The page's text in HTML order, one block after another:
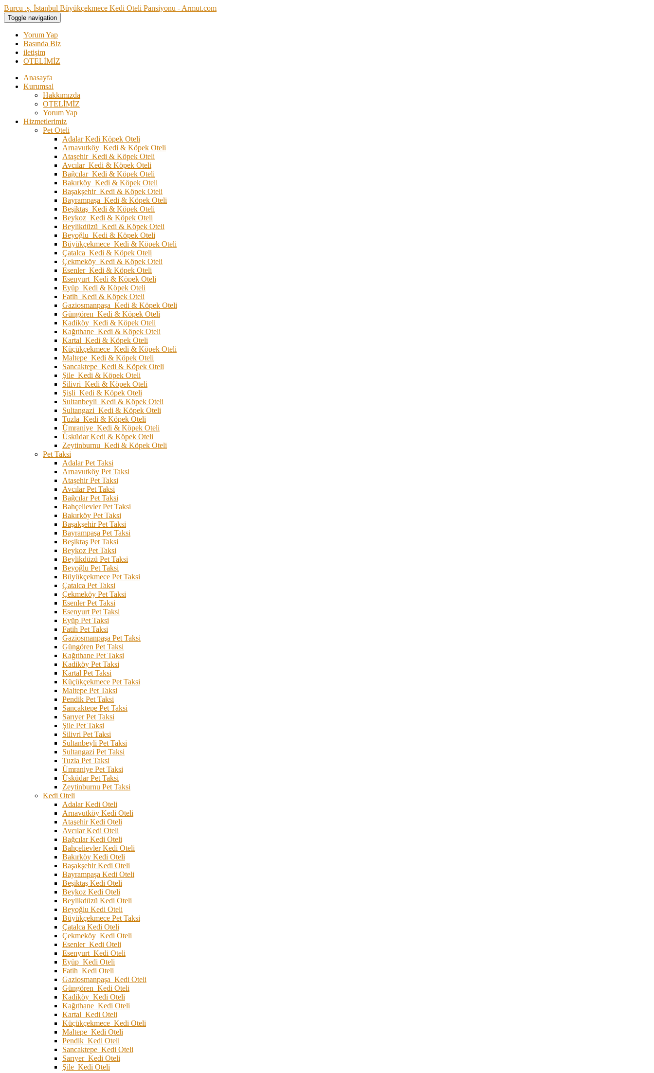
Burcu .ş. İstanbul Büyükçekmece Kedi Oteli Pansiyonu - Armut.com
Toggle navigation
Yorum Yap
Basında Biz
iletişim
OTELİMİZ
Anasayfa
Kurumsal
Hakkımızda
OTELİMİZ
Yorum Yap
Hizmetlerimiz
Pet Oteli
Adalar Kedi Köpek Oteli
Arnavutköy Kedi & Köpek Oteli
Ataşehir Kedi & Köpek Oteli
Avcılar Kedi & Köpek Oteli
Bağcılar Kedi & Köpek Oteli
Bakırköy Kedi & Köpek Oteli
Başakşehir Kedi & Köpek Oteli
Bayrampaşa Kedi & Köpek Oteli
Beşiktaş Kedi & Köpek Oteli
Beykoz Kedi & Köpek Oteli
Beylikdüzü Kedi & Köpek Oteli
Beyoğlu Kedi & Köpek Oteli
Büyükçekmece Kedi & Köpek Oteli
Çatalca Kedi & Köpek Oteli
Çekmeköy Kedi & Köpek Oteli
Esenler Kedi & Köpek Oteli
Esenyurt Kedi & Köpek Oteli
Eyüp Kedi & Köpek Oteli
Fatih Kedi & Köpek Oteli
Gaziosmanpaşa Kedi & Köpek Oteli
Güngören Kedi & Köpek Oteli
Kadiköy Kedi & Köpek Oteli
Kağıthane Kedi & Köpek Oteli
Kartal Kedi & Köpek Oteli
Küçükçekmece Kedi & Köpek Oteli
Maltepe Kedi & Köpek Oteli
Sancaktepe Kedi & Köpek Oteli
Şile Kedi & Köpek Oteli
Silivri Kedi & Köpek Oteli
Şişli Kedi & Köpek Oteli
Sultanbeyli Kedi & Köpek Oteli
Sultangazi Kedi & Köpek Oteli
Tuzla Kedi & Köpek Oteli
Ümraniye Kedi & Köpek Oteli
Üsküdar Kedi & Köpek Oteli
Zeytinburnu Kedi & Köpek Oteli
Pet Taksi
Adalar Pet Taksi
Arnavutköy Pet Taksi
Ataşehir Pet Taksi
Avcılar Pet Taksi
Bağcılar Pet Taksi
Bahçelievler Pet Taksi
Bakırköy Pet Taksi
Başakşehir Pet Taksi
Bayrampaşa Pet Taksi
Beşiktaş Pet Taksi
Beykoz Pet Taksi
Beylikdüzü Pet Taksi
Beyoğlu Pet Taksi
Büyükçekmece Pet Taksi
Çatalca Pet Taksi
Çekmeköy Pet Taksi
Esenler Pet Taksi
Esenyurt Pet Taksi
Eyüp Pet Taksi
Fatih Pet Taksi
Gaziosmanpaşa Pet Taksi
Güngören Pet Taksi
Kağıthane Pet Taksi
Kadiköy Pet Taksi
Kartal Pet Taksi
Küçükçekmece Pet Taksi
Maltepe Pet Taksi
Pendik Pet Taksi
Sancaktepe Pet Taksi
Sarıyer Pet Taksi
Şile Pet Taksi
Silivri Pet Taksi
Sultanbeyli Pet Taksi
Sultangazi Pet Taksi
Tuzla Pet Taksi
Ümraniye Pet Taksi
Üsküdar Pet Taksi
Zeytinburnu Pet Taksi
Kedi Oteli
Adalar Kedi Oteli
Arnavutköy Kedi Oteli
Ataşehir Kedi Oteli
Avcılar Kedi Oteli
Bağcılar Kedi Oteli
Bahçelievler Kedi Oteli
Bakırköy Kedi Oteli
Başakşehir Kedi Oteli
Bayrampaşa Kedi Oteli
Beşiktaş Kedi Oteli
Beykoz Kedi Oteli
Beylikdüzü Kedi Oteli
Beyoğlu Kedi Oteli
Büyükçekmece Pet Taksi
Çatalca Kedi Oteli
Çekmeköy Kedi Oteli
Esenler Kedi Oteli
Esenyurt Kedi Oteli
Eyüp Kedi Oteli
Fatih Kedi Oteli
Gaziosmanpaşa Kedi Oteli
Güngören Kedi Oteli
Kadiköy Kedi Oteli
Kağıthane Kedi Oteli
Kartal Kedi Oteli
Küçükçekmece Kedi Oteli
Maltepe Kedi Oteli
Pendik Kedi Oteli
Sancaktepe Kedi Oteli
Sarıyer Kedi Oteli
Şile Kedi Oteli